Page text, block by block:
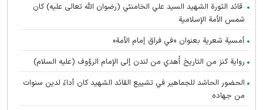
قائد الثورة الشهيد السيد علي الخامنئي (رضوان الله تعالى عليه) كان
شمس الأمة الإسلامية
أمسية شعرية بعنوان «في فراق إمام الأمة»
رواية كنز من التاريخ أُهدي من لندن إلى الإمام الرؤوف (عليه السلام)
الحضور الحاشد للجماهير في تشييع القائد الشهيد كان أداءً لدين سنوات
من جهاده